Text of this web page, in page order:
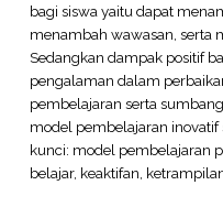
bagi siswa yaitu dapat
menambah wawasan, serta
Sedangkan dampak positif
pengalaman dalam
pembelajaran serta
model pembelajaran inovatif
kunci: model pembelajaran
belajar, keaktifan,